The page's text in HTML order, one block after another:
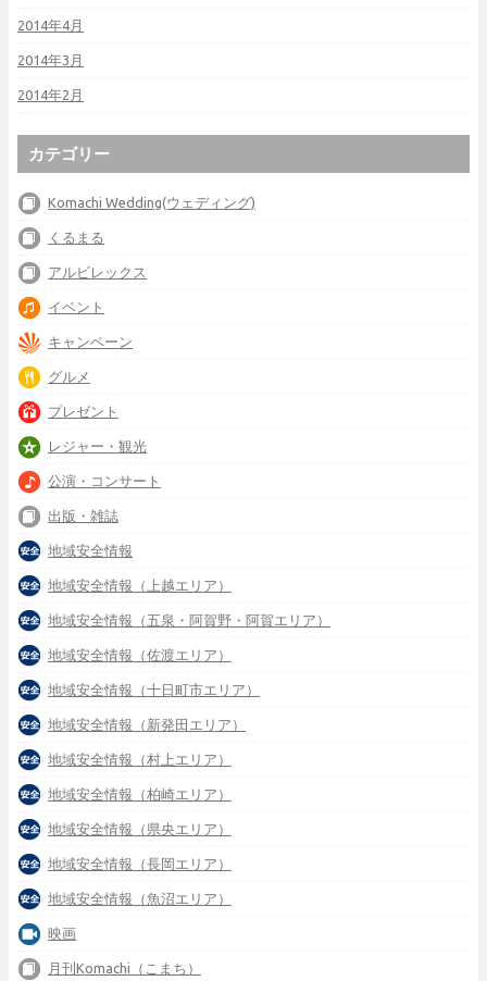
2014年4月
2014年3月
2014年2月
カテゴリー
Komachi Wedding(ウェディング)
くるまる
アルビレックス
イベント
キャンペーン
グルメ
プレゼント
レジャー・観光
公演・コンサート
出版・雑誌
地域安全情報
地域安全情報（上越エリア）
地域安全情報（五泉・阿賀野・阿賀エリア）
地域安全情報（佐渡エリア）
地域安全情報（十日町市エリア）
地域安全情報（新発田エリア）
地域安全情報（村上エリア）
地域安全情報（柏崎エリア）
地域安全情報（県央エリア）
地域安全情報（長岡エリア）
地域安全情報（魚沼エリア）
映画
月刊Komachi（こまち）